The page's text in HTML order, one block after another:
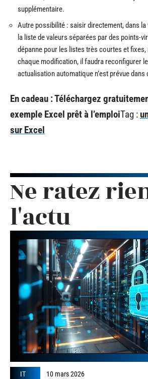
supplémentaire.
Autre possibilité : saisir directement, dans
la liste de valeurs séparées par des points-
dépanne pour les listes très courtes et
chaque modification, il faudra reconfigurer
actualisation automatique n’est prévue dans
En cadeau : Téléchargez
exemple Excel prêt à l’emploiTag :
sur Excel
Ne ratez
l'actu
IT 10 mars 2026